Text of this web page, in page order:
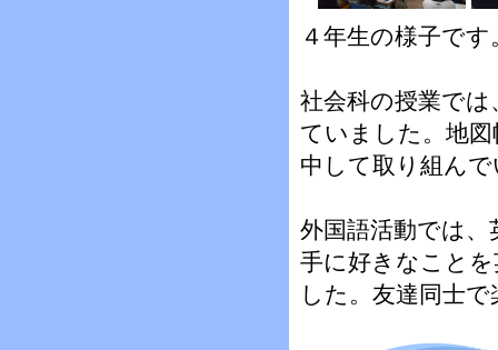
４年生の様子です
社会科の授業で
ていました。地
中して取り組ん
外国語活動では
手に好きなこと
した。友達同士